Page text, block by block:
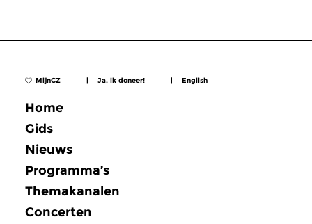
MijnCZ | Ja, ik doneer! | English
Home
Gids
Nieuws
Programma’s
Themakanalen
Concerten